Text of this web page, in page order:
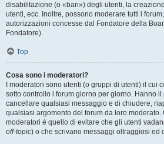
disabilitazione (o «ban») degli utenti, la
utenti, ecc. Inoltre, possono moderare tutti i
autorizzazioni concesse dal Fondatore della
Fondatore).
Top
Cosa sono i moderatori?
I moderatori sono utenti (o gruppi di utenti) il cui
sotto controllo i forum giorno per giorno. Hanno
cancellare qualsiasi messaggio e di chiudere,
qualsiasi argomento del forum da loro moderato.
moderatori è quello di evitare che gli utenti
off-topic) o che scrivano messaggi oltraggiosi ed